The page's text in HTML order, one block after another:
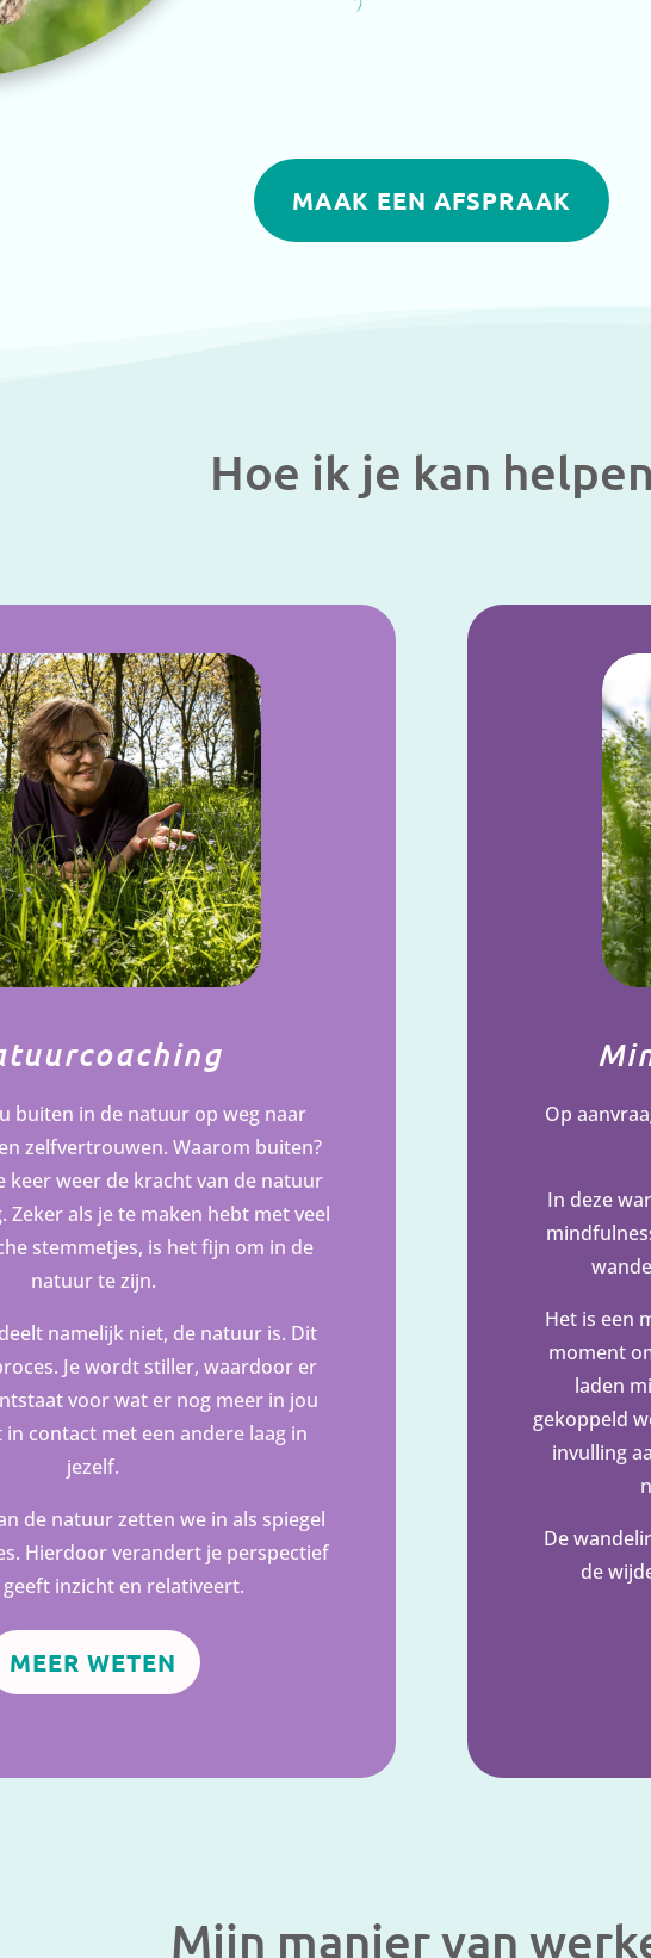
MAAK EEN AFSPRAAK
Hoe ik je kan helpen
buiten in de natuur op weg naar
zelfvertrouwen. Waarom buiten?
keer weer de kracht van de natuur
Zeker als je te maken hebt met veel
stemmetjes, is het fijn om in de
natuur te zijn.
namelijk niet, de natuur is. Dit
Je wordt stiller, waardoor er
voor wat er nog meer in jou
contact met een andere laag in
jezelf.
de natuur zetten we in als spiegel
Hierdoor verandert je perspectief
inzicht en relativeert.
MEER WETEN
Op
In deze
Het is een
moment
laden
gekoppeld
invulling
De
de
Mijn manier van